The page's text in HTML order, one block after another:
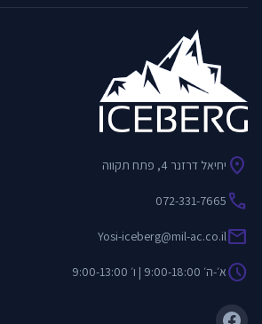
location_on יחיאל דרזנר 4, פתח תקווה
call
072-331-7665
mail
Yosi-iceberg@mil-ac.co.il
scheduleא׳-ה׳ 9:00-18:00 | ו׳ 9:00-13:00